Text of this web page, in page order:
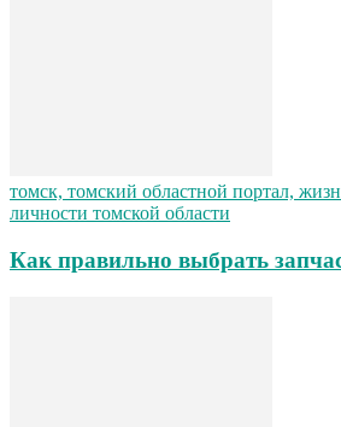
томск, томский областной портал,
личности томской области
Как правильно выбрать